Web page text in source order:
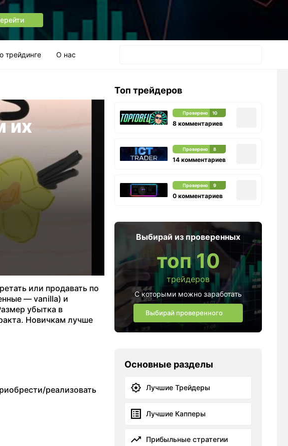
трейдинге О нас
их
или продавать по
— vanilla) и
убытка в
Новичкам лучше
реализовать
Топ трейдеров
Проверено 10
8 комментариев
Проверено 8
14 комментариев
Проверено 9
0 комментариев
Выбирай из проверенных
топ 10
трейдеров
С которыми можно заработать
Выбирай проверенного
Основные разделы
Лучшие Трейдеры
Лучшие Капперы
Прибыльные стратегии